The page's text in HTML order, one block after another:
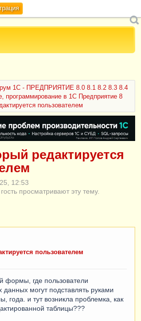
1С - ПРЕДПРИЯТИЕ 8.0 8.1 8.2 8.3 8.4
программирование в 1С Предприятие 8
пользователем
редактируется
12:53
просматривают эту тему.
пользователем
формы, где пользователи
данных могут подставлять руками
года. и тут возникла проблемка, как
таблицы???